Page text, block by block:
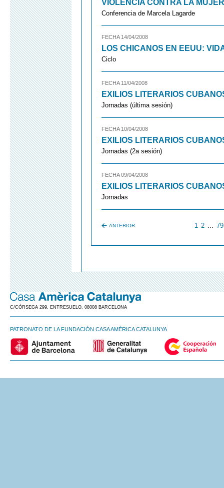
VIOLENCIA CONTRA LA
Conferencia de Marcela Lagarde
FECHA 14/04/2008
LOS CHICANOS EN EEUU:
Ciclo
FECHA 11/04/2008
EXILIOS LITERARIOS
Jornadas (última sesión)
FECHA 10/04/2008
EXILIOS LITERARIOS
Jornadas (2a sesión)
FECHA 09/04/2008
EXILIOS LITERARIOS
Jornadas
ANTERIOR 1 2 ... 79
C/CÒRSEGA 299, ENTRESUELO. 08008 BARCELONA
PATRONATO DE LA FUNDACIÓN CASA AMÈRICA CATALUNYA